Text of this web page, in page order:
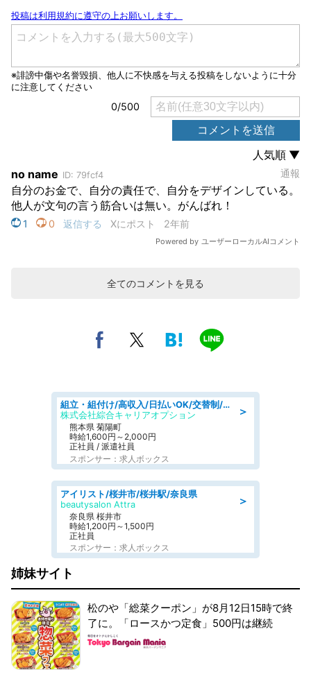
全てのコメントを見る
＞
組立・組付け/高収入/日払いOK/交替制/20・30・40代活躍中/製造 工場
株式会社綜合キャリアオプション
熊本県 菊陽町
時給1,600円～2,000円
正社員 / 派遣社員
スポンサー：求人ボックス
＞
アイリスト/桜井市/桜井駅/奈良県
beautysalon Attra
奈良県 桜井市
時給1,200円～1,500円
正社員
スポンサー：求人ボックス
姉妹サイト
松のや「総菜クーポン」が8月12日15時で終
了に。「ロースかつ定食」500円は継続